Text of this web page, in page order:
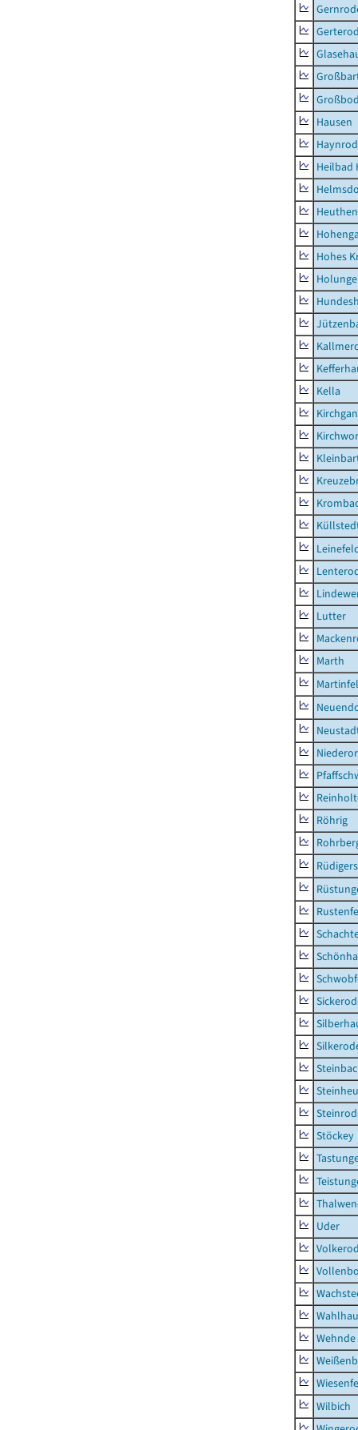
Hausen
Heilbad
Heuthen
Hohes
Kella
Lutter
Marth
Röhrig
Stöckey
Uder
Wehnde
Wilbich